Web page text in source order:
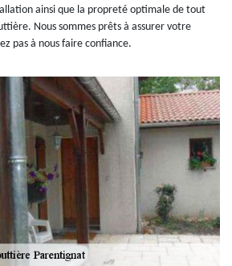
ainsi que la propreté optimale de tout
Nous sommes prêts à assurer votre
pas à nous faire confiance.